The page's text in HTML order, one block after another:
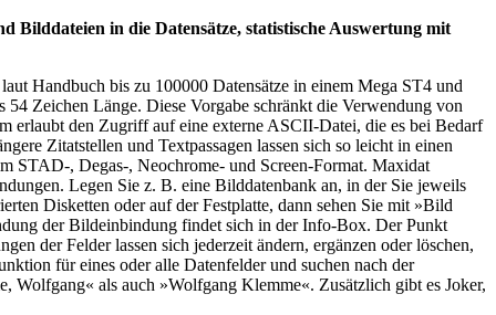
in die Datensätze, statistische Auswertung mit
Handbuch bis zu 100000 Datensätze in einem Mega ST4 und
Zeichen Länge. Diese Vorgabe schränkt die Verwendung von
erlaubt den Zugriff auf eine externe ASCII-Datei, die es bei Bedarf
Zitatstellen und Textpassagen lassen sich so leicht in einen
STAD-, Degas-, Neochrome- und Screen-Format. Maxidat
Legen Sie z. B. eine Bilddatenbank an, in der Sie jeweils
Disketten oder auf der Festplatte, dann sehen Sie mit »Bild
der Bildeinbindung findet sich in der Info-Box. Der Punkt
der Felder lassen sich jederzeit ändern, ergänzen oder löschen,
für eines oder alle Datenfelder und suchen nach der
Wolfgang« als auch »Wolfgang Klemme«. Zusätzlich gibt es Joker,